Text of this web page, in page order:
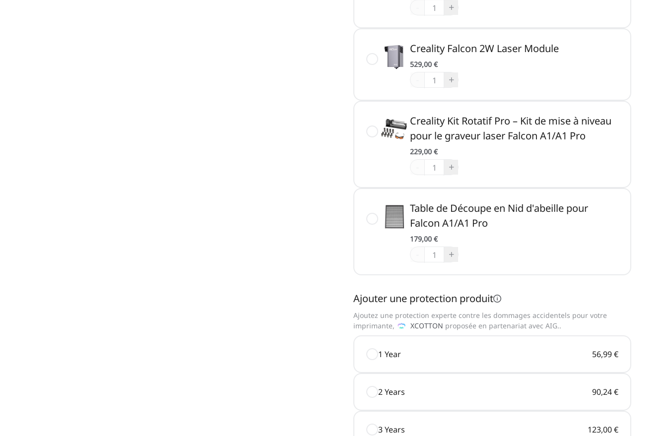
+
Creality Falcon 2W Laser Module
529,00 €
+
Creality Kit Rotatif Pro – Kit de mise à niveau
pour le graveur laser Falcon A1/A1 Pro
229,00 €
+
Table de Découpe en Nid d'abeille pour
Falcon A1/A1 Pro
179,00 €
+
Ajouter une protection produit
Ajoutez une protection experte contre les dommages accidentels pour votre
imprimante,
XCOTTON proposée en partenariat avec AIG..
1 Year 56,99 €
2 Years 90,24 €
3 Years 123,00 €